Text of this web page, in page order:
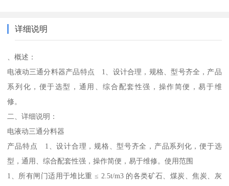
详细说明
、概述：
电液动三通分料器产品特点 1、设计合理，规格、型号齐全，产品
系列化，便于选型，通用、综合配套性强，操作简便，易于维
修。
二、详细说明：
电液动三通分料器
产品特点 1、设计合理，规格、型号齐全，产品系列化，便于选
型，通用、综合配套性强，操作简便，易于维修。使用范围
1、所有闸门适用于堆比重 ≤ 2.5t/m3 的各类矿石、煤炭、焦炭、灰